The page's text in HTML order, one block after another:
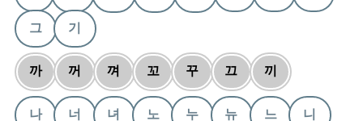
그 기
까 꺼 껴 꼬 꾸 끄 끼
나 너 녀 노 누 뉴 느 니